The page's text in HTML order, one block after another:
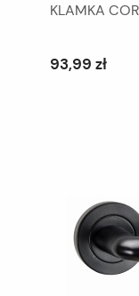
KLAMKA
93,99 zł